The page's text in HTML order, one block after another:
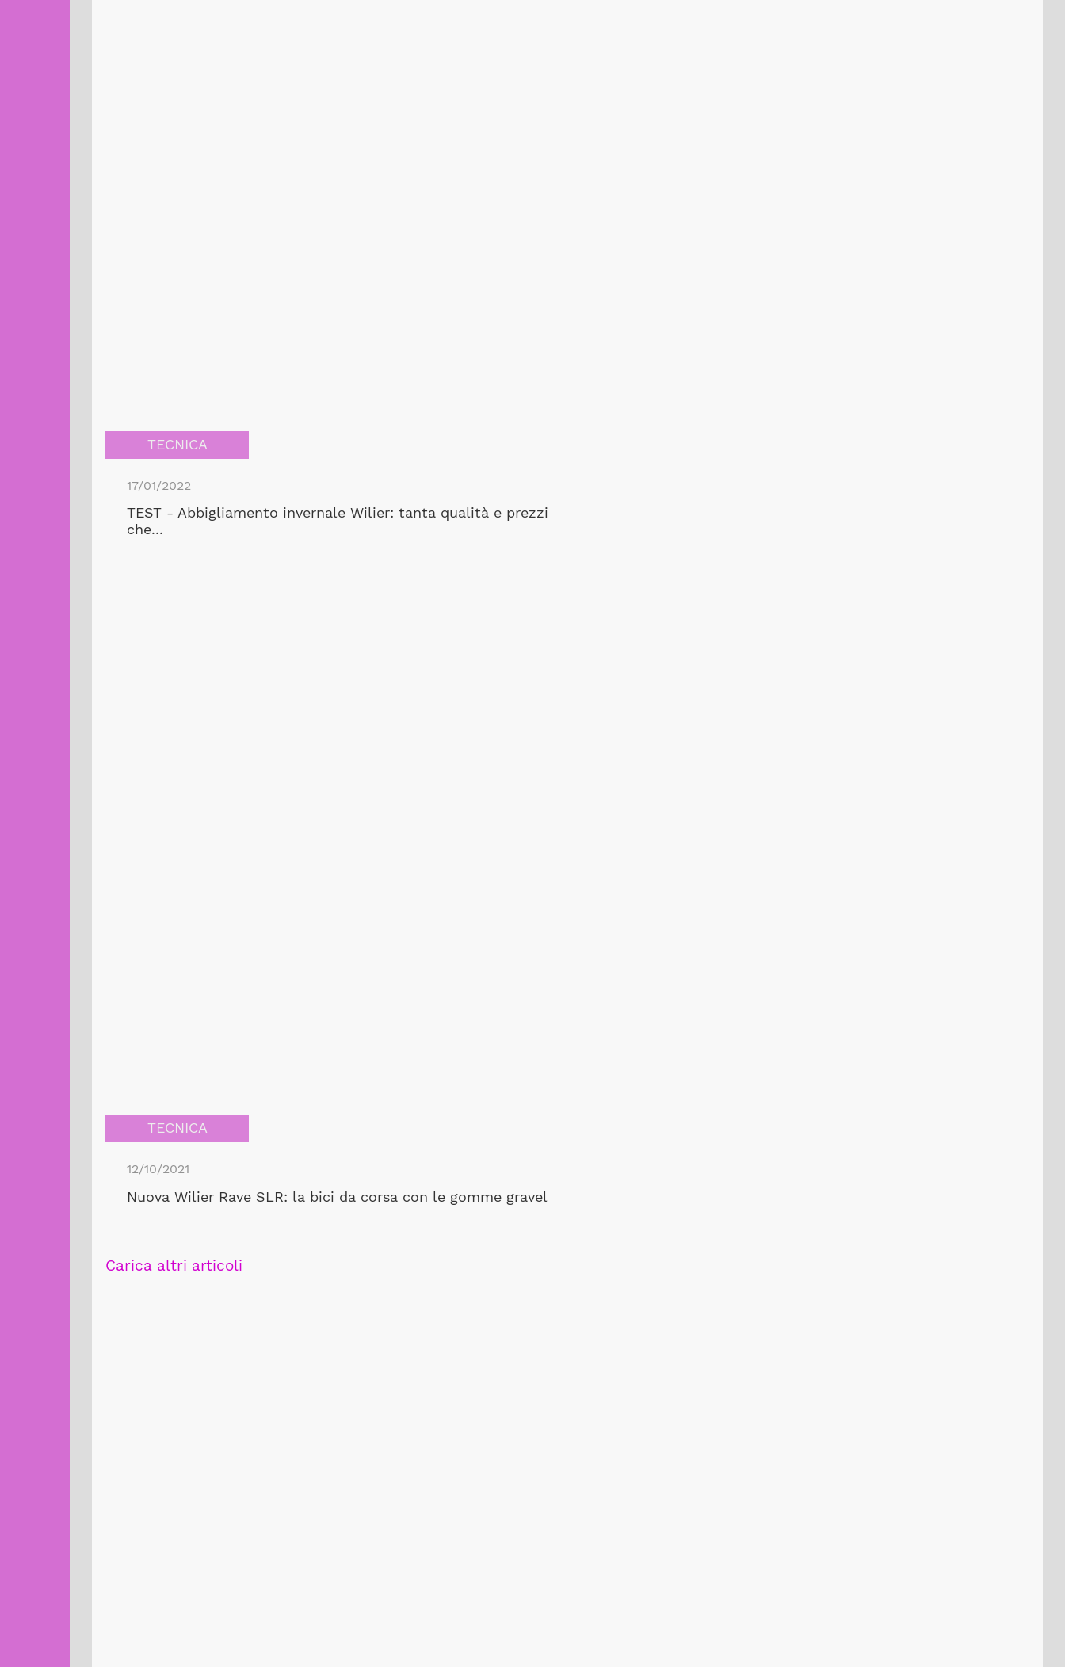
TECNICA
17/01/2022
TEST - Abbigliamento invernale Wilier: tanta qualità e prezzi
che...
TECNICA
12/10/2021
Nuova Wilier Rave SLR: la bici da corsa con le gomme gravel
Carica altri articoli